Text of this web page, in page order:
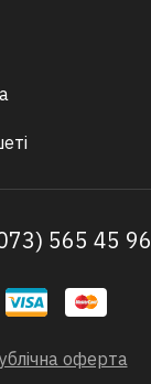
565 45 96
оферта